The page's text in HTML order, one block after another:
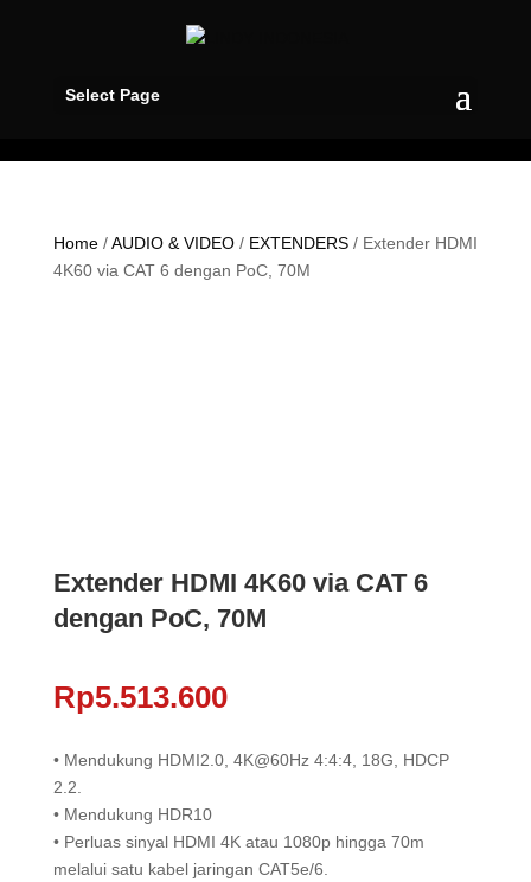
Select Page
Home/AUDIO & VIDEO/ EXTENDERS/ Extender HDMI
4K60 via CAT 6 dengan PoC, 70M
Extender HDMI 4K60 via CAT 6
dengan PoC, 70M
Rp5.513.600
• Mendukung HDMI2.0, 4K@60Hz 4:4:4, 18G, HDCP
2.2.
• Mendukung HDR10
• Perluas sinyal HDMI 4K atau 1080p hingga 70m
melalui satu kabel jaringan CAT5e/6.